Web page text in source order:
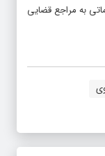
به مراجع قضایی